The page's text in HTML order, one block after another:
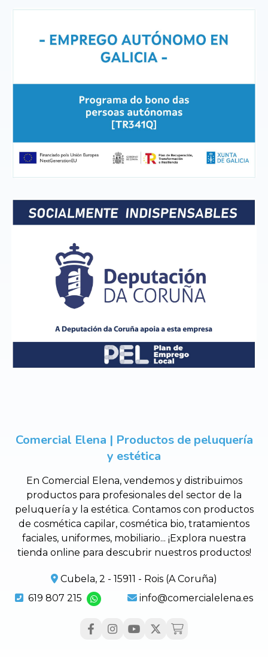
Comercial Elena | Productos de peluquería
y estética
En Comercial Elena, vendemos y distribuimos
productos para profesionales del sector de la
peluquería y la estética. Contamos con productos
de cosmética capilar, cosmética bio, tratamientos
faciales, uniformes, mobiliario... ¡Explora nuestra
tienda online para descubrir nuestros productos!
Cubela, 2 - 15911 - Rois (A Coruña)
619 807 215
info@comercialelena.es